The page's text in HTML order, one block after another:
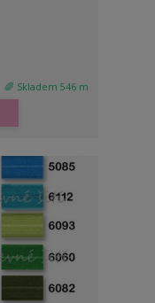
🌈 Skladem 546 m